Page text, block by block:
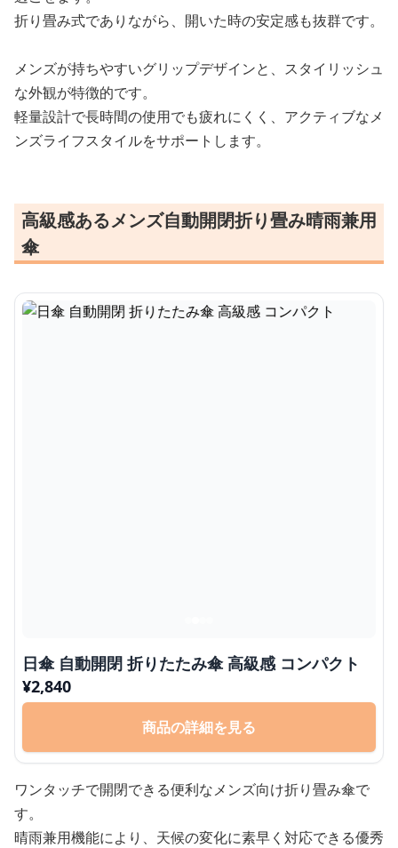
折り畳み式でありながら、開いた時の安定感も抜群です。
メンズが持ちやすいグリップデザインと、スタイリッシュ
な外観が特徴的です。
軽量設計で長時間の使用でも疲れにくく、アクティブなメ
ンズライフスタイルをサポートします。
高級感あるメンズ自動開閉折り畳み晴雨兼用
傘
日傘 自動開閉 折りたたみ傘 高級感 コンパクト
¥2,840
商品の詳細を見る
ワンタッチで開閉できる便利なメンズ向け折り畳み傘で
す。
晴雨兼用機能により、天候の変化に素早く対応できる優秀